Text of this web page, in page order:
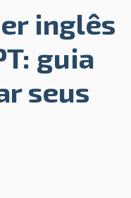
inglês
guia
seus